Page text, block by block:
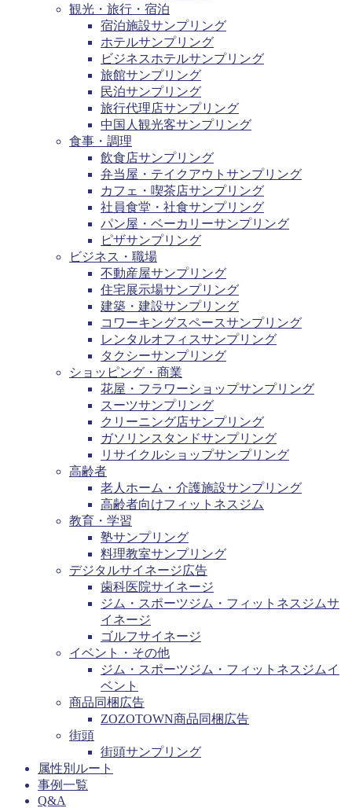
観光・旅行・宿泊
宿泊施設サンプリング
ホテルサンプリング
ビジネスホテルサンプリング
旅館サンプリング
民泊サンプリング
旅行代理店サンプリング
中国人観光客サンプリング
食事・調理
飲食店サンプリング
弁当屋・テイクアウトサンプリング
カフェ・喫茶店サンプリング
社員食堂・社食サンプリング
パン屋・ベーカリーサンプリング
ピザサンプリング
ビジネス・職場
不動産屋サンプリング
住宅展示場サンプリング
建築・建設サンプリング
コワーキングスペースサンプリング
レンタルオフィスサンプリング
タクシーサンプリング
ショッピング・商業
花屋・フラワーショップサンプリング
スーツサンプリング
クリーニング店サンプリング
ガソリンスタンドサンプリング
リサイクルショップサンプリング
高齢者
老人ホーム・介護施設サンプリング
高齢者向けフィットネスジム
教育・学習
塾サンプリング
料理教室サンプリング
デジタルサイネージ広告
歯科医院サイネージ
ジム・スポーツジム・フィットネスジムサ
イネージ
ゴルフサイネージ
イベント・その他
ジム・スポーツジム・フィットネスジムイ
ベント
商品同梱広告
ZOZOTOWN商品同梱広告
街頭
街頭サンプリング
属性別ルート
事例一覧
Q&A